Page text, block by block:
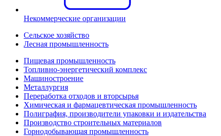
Некоммерческие организации
Сельское хозяйство
Лесная промышленность
Пищевая промышленность
Топливно-энергетический комплекс
Машиностроение
Металлургия
Переработка отходов и вторсырья
Химическая и фармацевтическая промышленность
Полиграфия, производители упаковки и издательства
Производство строительных материалов
Горнодобывающая промышленность